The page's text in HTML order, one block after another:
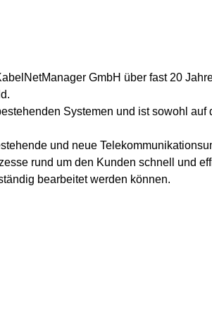
GmbH über fast 20
Systemen und ist sowohl auf
und neue
rund um den Kunden schnell und
bearbeitet werden können.